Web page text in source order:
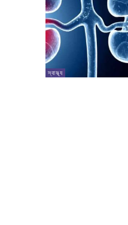
স্বাস্থ্য